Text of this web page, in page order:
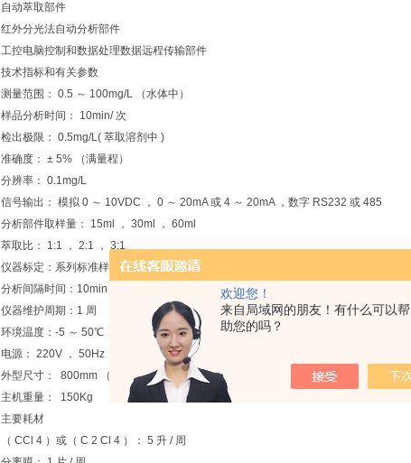
欢迎您！
来自局域网的朋友！有什么可以帮
助您的吗？
自动萃取部件
红外分光法自动分析部件
工控电脑控制和数据处理数据远程传输部件
技术指标和有关参数
测量范围： 0.5 ～ 100mg/L （水体中）
样品分析时间： 10min/ 次
检出极限： 0.5mg/L( 萃取溶剂中 )
准确度： ± 5% （满量程）
分辨率： 0.1mg/L
信号输出： 模拟 0 ～ 10VDC ， 0 ～ 20mA 或 4 ～ 20mA ，数字 RS232 或 485
分析部件取样量： 15ml ， 30ml ， 60ml
萃取比： 1:1 ， 2:1 ， 3:1
仪器标定：系列标准样品
分析间隔时间：10min ～ 24hour （可根据流量和浓度自动确定分析间隔时间）
仪器维护周期：1 周
环境温度：-5 ～ 50℃
电源： 220V ， 50Hz ， 500VA
外型尺寸： 800mm （宽） 500mm （深） 1800mm （高）
主机重量： 150Kg
主要耗材
（ CCl 4 ）或（ C 2 Cl 4 ）： 5 升 / 周